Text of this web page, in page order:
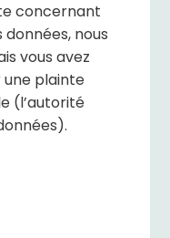
concernant
nous
vous avez
une plainte
(l’autorité